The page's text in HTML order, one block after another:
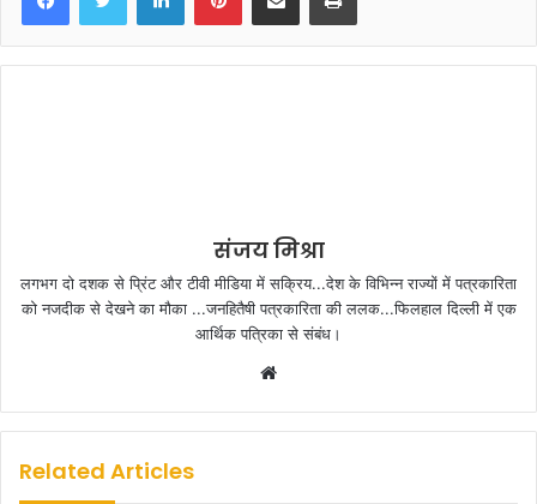
संजय मिश्रा
लगभग दो दशक से प्रिंट और टीवी मीडिया में सक्रिय...देश के विभिन्न राज्यों में पत्रकारिता
को नजदीक से देखने का मौका ...जनहितैषी पत्रकारिता की ललक...फिलहाल दिल्ली में एक
आर्थिक पत्रिका से संबंध।
b
Related Articles